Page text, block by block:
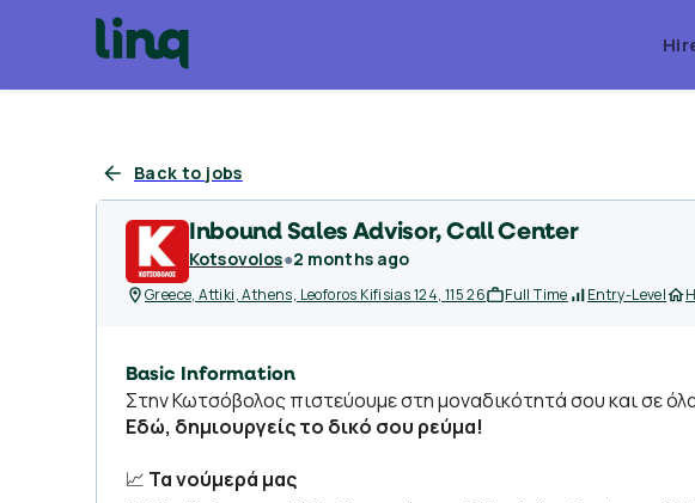
Back to jobs
Inbound Sales Advisor, Call Center
Kotsovolos●2 months ago
Greece, Attiki, Athens, Leoforos Kifisias 124, 115 26 Full Time Entry-Level
Basic Information
Στην Κωτσόβολος πιστεύουμε στη μοναδικότητά σου και σε
Εδώ, δημιουργείς το δικό σου ρεύμα!
📈 Τα νούμερά μας